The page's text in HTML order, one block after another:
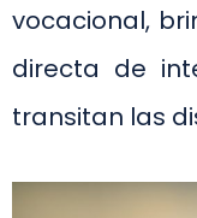
vocacional,
directa de
transitan las